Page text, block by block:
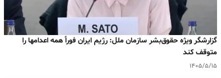
گزارشگر ویژه حقوق‌بشر سازمان ملل: رژیم ایران فوراً همه اعدامها را
متوقف کند
۱۴۰۵/۵/۱۵